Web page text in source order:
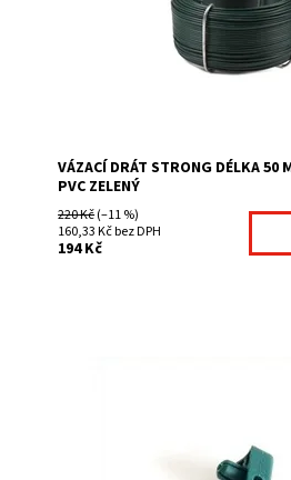
Na centrálním
7026088-87
Fence consulting
VÁZACÍ DRÁT STRONG DÉLKA 50
PVC ZELENÝ
220 Kč(–11 %)
160,33 Kč bez DPH
194 Kč
Na centrálním